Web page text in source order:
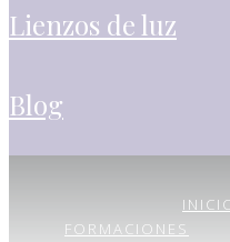
lienzos de luz
blog
FORMACIONES